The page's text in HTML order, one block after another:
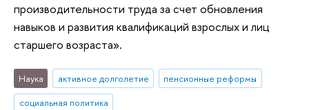
производительности труда за счет обновления
навыков и развития квалификаций взрослых и лиц
старшего возраста».
Наука активное долголетие
пенсионные реформы
социальная политика